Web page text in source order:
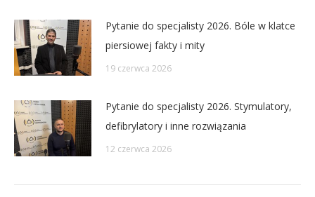
Pytanie do specjalisty 2026. Bóle w klatce
piersiowej fakty i mity
19 czerwca 2026
Pytanie do specjalisty 2026. Stymulatory,
defibrylatory i inne rozwiązania
12 czerwca 2026